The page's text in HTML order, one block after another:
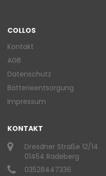
COLLOS
Kontakt
AGB
Datenschutz
Batterieentsorgung
Impressum
KONTAKT
Dresdner Straße 12/14
01454 Radeberg
03528447336